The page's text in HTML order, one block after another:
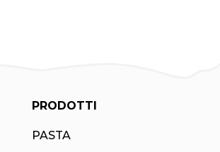
PRODOTTI
PASTA